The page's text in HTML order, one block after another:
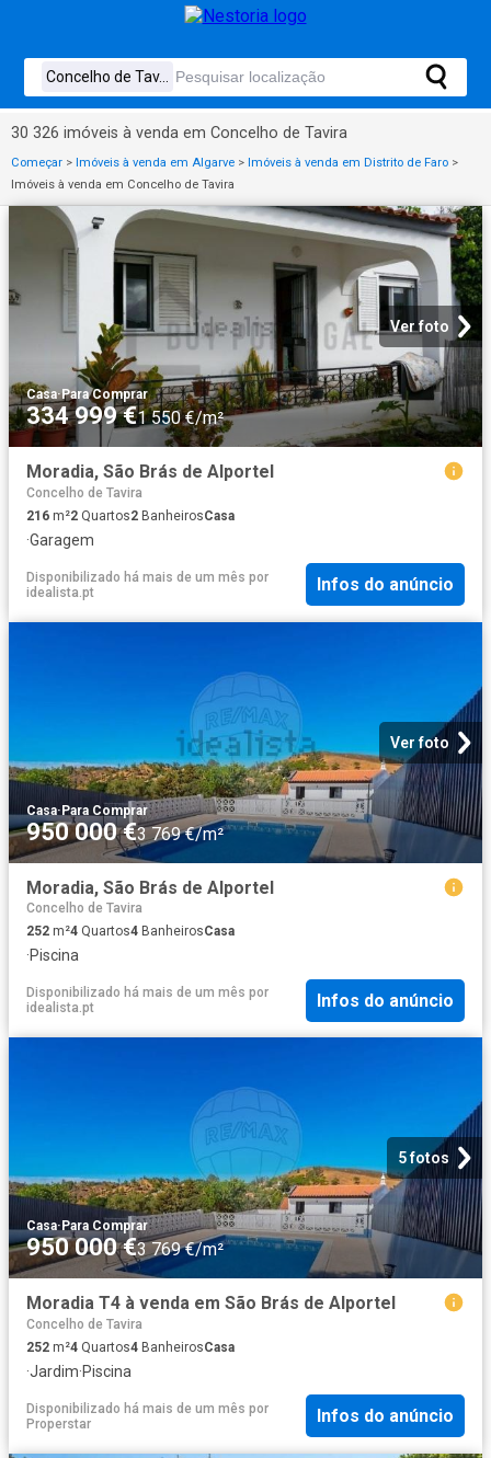
30 326 imóveis à venda em Concelho de Tavira
Começar > Imóveis à venda em Algarve > Imóveis à venda em Distrito de Faro >
Imóveis à venda em Concelho de Tavira
Ver foto
Casa·Para Comprar
334 999 €1 550 €/m²
Moradia, São Brás de Alportel
Concelho de Tavira
216 m²2 Quartos2 BanheirosCasa
·Garagem
Disponibilizado há mais de um mês por
idealista.pt
Infos do anúncio
Ver foto
Casa·Para Comprar
950 000 €3 769 €/m²
Moradia, São Brás de Alportel
Concelho de Tavira
252 m²4 Quartos4 BanheirosCasa
·Piscina
Disponibilizado há mais de um mês por
idealista.pt
Infos do anúncio
5 fotos
Casa· Para Comprar
950 000 €3 769 €/m²
Moradia T4 à venda em São Brás de Alportel
Concelho de Tavira
252 m²4 Quartos4 BanheirosCasa
·Jardim·Piscina
Disponibilizado há mais de um mês por
Properstar
Infos do anúncio